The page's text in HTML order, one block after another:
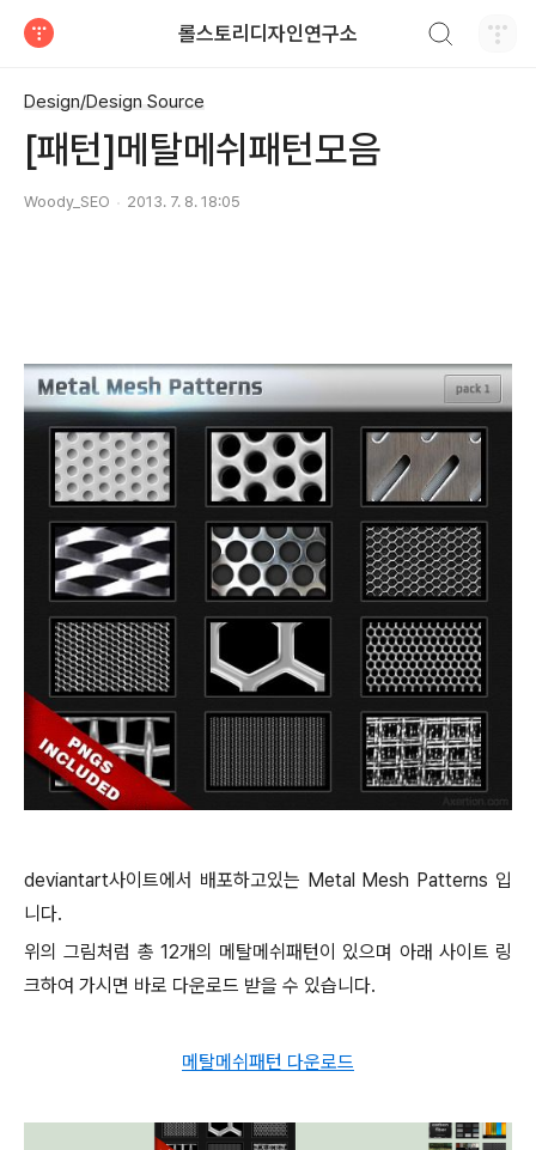
롤스토리디자인연구소
Design/Design Source
[패턴]메탈메쉬패턴모음
Woody_SEO 2013. 7. 8. 18:05
deviantart사이트에서 배포하고있는 Metal Mesh Patterns 입
니다.
위의 그림처럼 총 12개의 메탈메쉬패턴이 있으며 아래 사이트 링
크하여 가시면 바로 다운로드 받을 수 있습니다.
메탈메쉬패턴 다운로드